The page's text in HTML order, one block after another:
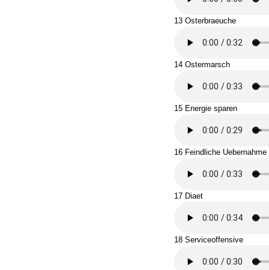
13 Osterbraeuche
14 Ostermarsch
15 Energie sparen
16 Feindliche Uebernahme
17 Diaet
18 Serviceoffensive